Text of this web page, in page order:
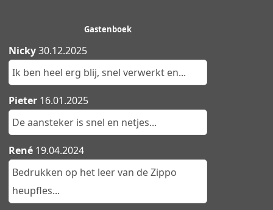
Gastenboek
Nicky30.12.2025
Ik ben heel erg blij, snel verwerkt en...
Pieter 16.01.2025
De aansteker is snel en netjes...
René 19.04.2024
Bedrukken op het leer van de Zippo
heupfles...